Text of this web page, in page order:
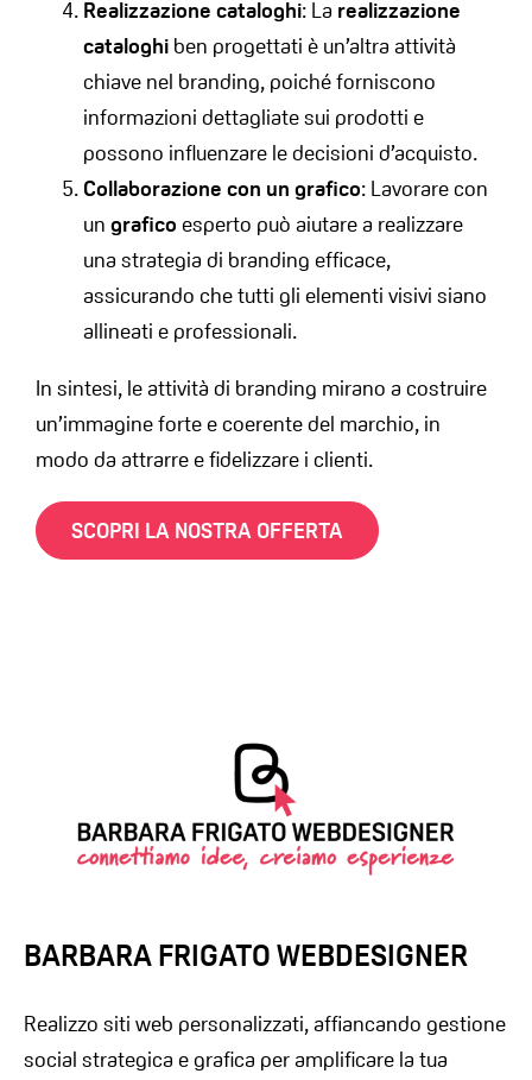
Realizzazione cataloghi: La realizzazione
cataloghiben progettati è un’altra attività
chiave nel branding, poiché forniscono
informazioni dettagliate sui prodotti e
possono influenzare le decisioni d’acquisto.
Collaborazione con un grafico: Lavorare con
un grafico esperto può aiutare a realizzare
una strategia di branding efficace,
assicurando che tutti gli elementi visivi siano
allineati e professionali.
In sintesi, le attività di branding mirano a costruire
un’immagine forte e coerente del marchio, in
modo da attrarre e fidelizzare i clienti.
SCOPRI LA NOSTRA OFFERTA
BARBARA FRIGATO WEBDESIGNER
Realizzo siti web personalizzati, affiancando gestione
social strategica e grafica per amplificare la tua